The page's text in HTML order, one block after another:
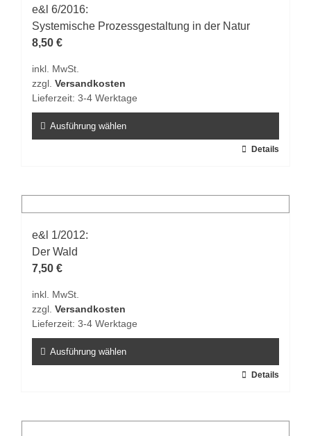
auf.
Die
Optionen
auf
der
gewählt
werden
e&l 6/2016:
Systemische Prozessgestaltung in der Natur
8,50 €
inkl. MwSt.
zzgl. Versandkosten
Lieferzeit: 3-4 Werktage
Ausführung wählen
Varianten
auf.
Die
Optionen
auf
der
gewählt
werden
Details
e&l 1/2012:
Der Wald
7,50 €
inkl. MwSt.
zzgl. Versandkosten
Lieferzeit: 3-4 Werktage
Ausführung wählen
Details